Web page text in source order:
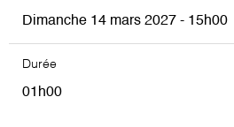
Dimanche 14 mars 2027 - 15h00
Durée
01h00